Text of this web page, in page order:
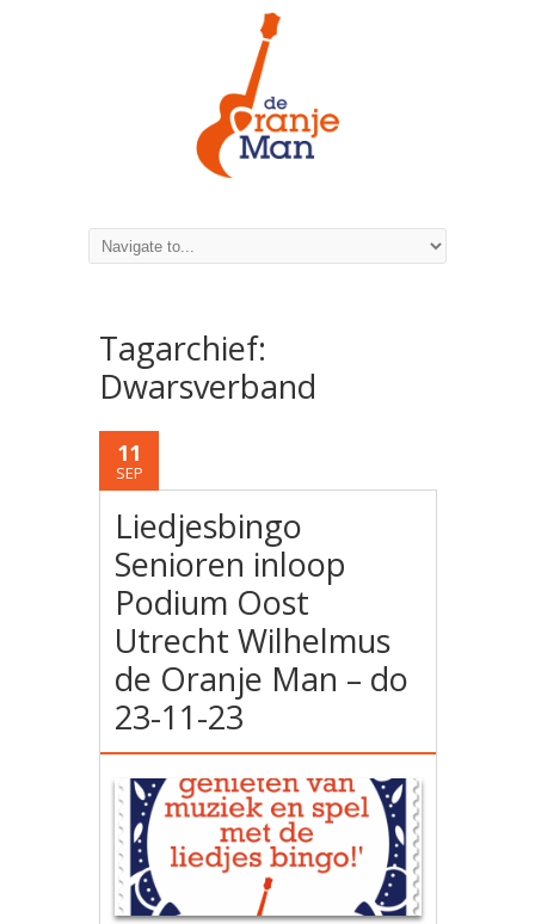
Tagarchief:
Dwarsverband
11
SEP
Liedjesbingo
Senioren inloop
Podium Oost
Utrecht Wilhelmus
de Oranje Man – do
23-11-23